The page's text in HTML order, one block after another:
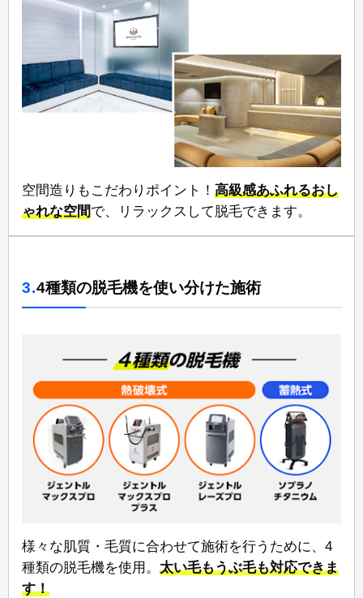
空間造りもこだわりポイント！ 高級感あふれるおし
ゃれな空間⁠で、リラックスして脱毛できます。
3.4種類の脱毛機を使い分けた施術
様々な肌質・毛質に合わせて施術を行うために、⁠4
種類の脱毛機⁠を使用。 太い毛もうぶ毛も対応できま
す！